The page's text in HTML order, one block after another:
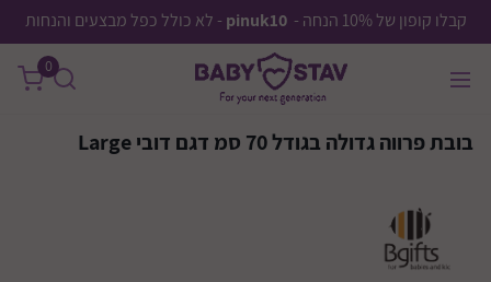
קבלו קופון של 10% הנחה - pinuk10 - לא כולל כפל מבצעים והנחות
0
בובת פרווה גדולה בגודל 70 סמ דגם דובי Large